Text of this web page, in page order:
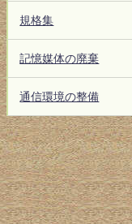
規格集
記憶媒体の廃棄
通信環境の整備